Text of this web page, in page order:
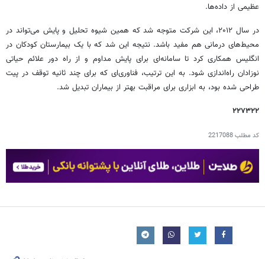
عظیمی از داده‌ها.
در سال ۲۰۱۲، این شرکت متوجه شد که همین شیوه تحلیل و پایش می‌تواند در
محیط‌های درمانی هم مفید باشد. نتیجه این شد که با یک بیمارستان کودکان در
انگلیس همکاری کرد تا سامانه‌ای برای پایش مداوم و از راه دور علائم حیاتی
نوزادان راه‌اندازی شود. به این ترتیب، فناوری‌ای که برای چند ثانیه توقف در پیت
طراحی شده بود، به ابزاری برای مراقبت بهتر از بیماران تبدیل شد.
۲۲۷۳۲۲
کد مطلب2217088